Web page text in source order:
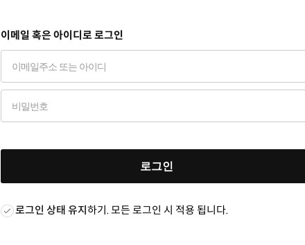
이메일 혹은 아이디로 로그인
로그인
로그인 상태 유지하기. 모든 로그인 시 적용 됩니다.